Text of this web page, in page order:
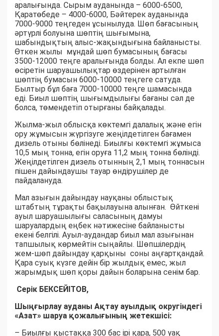
аралығында. Сырым ауданында – 6000-6500,
Қаратөбеде – 4000-6000, Бәйтерек ауданында
7000-9000 теңгеден ұсынылуда. Шөп бағасының
әртүрлі болуына шөптің шығымына,
шабындықтың алыс-жақындығына байланысты.
Өткен жылы мұндай шөп бумасының бағасы
3500-12000 теңге аралығында болды. Ал екпе шөп
өсіретін шаруашылықтар өздерінен артылған
шөптің бумасын 6000-10000 теңгеге сатуда.
Былтыр бұл баға 7000-10000 теңге шамасында
еді. Биыл шөптің шығымдылығы бағаны сәл де
болса, төмендетіп отырғаны байқалады.
Жылма-жыл облысқа көктемгі далалық және егін
ору жұмысын жүргізуге жеңілдетілген бағамен
дизель отыны бөлінеді. Биылғы көктемгі жұмыса
10,5 мың тонна, егін оруға 11,2 мың тонна бөлінді.
Жеңілдетілген дизель отынның 2,1 мың тоннасын
пішен дайындаушы тауар өндірушілер де
пайдалануда.
Мал азығын дайындау науқаны облыстық
штабтың тұрақты бақылауына алынған. Өйткені
ауыл шаруашылығы саласының дамуы
шаруалардың еңбек нәтижесіне байланысты
екені белгілі. Ауыл-аудандар биыл мал азығынан
тапшылық көрмейтін сыңайлы. Шөпшілердің
жем-шөп дайындау қарқыны соны аңғартқандай.
Қара суық күзге дейін бір жылдық емес, жыл
жарымдық шөп қоры дайын боларына сенім бар.
Серік БЕКСЕЙІТОВ,
Шыңғырлау ауданы Ақтау ауылдық округіндегі
«Азат» шаруа қожалығының жетекшісі:
– Биылғы қыстаққа 300 бас ірі қара, 500 уақ